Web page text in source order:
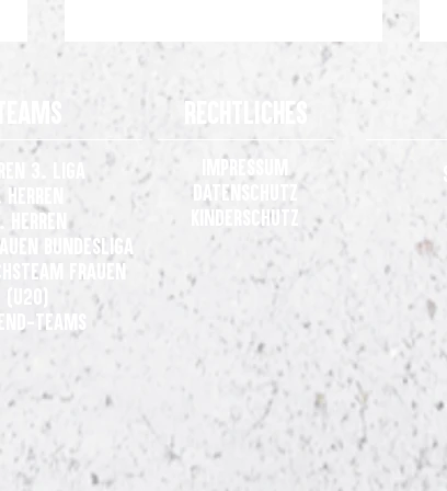
Auftakt nach Maß: SV Meppen
entführt drei Punkte aus
Andernach
Teams
Herren
Herren
Bundesliga
Frauen
(U20)
Teams
Rechtliches
Impressum
Datenschutz
Kinderschutz